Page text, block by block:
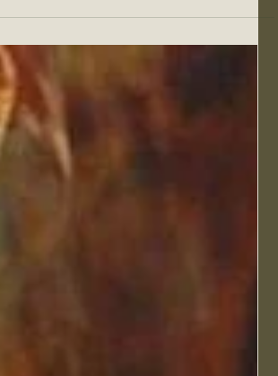
humana com dois pares de asas, que
Embora possam...